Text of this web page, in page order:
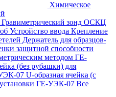
Химическое
Гравиметрический зонд ОСКЦ
Устройство ввода Крепление
Держатель для образцов-
защитной способности
методом ГЕ-
(без рубашки) для
07 U-образная ячейка (с
ГЕ-УЭК-07 Все